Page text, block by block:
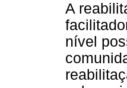
A
nível